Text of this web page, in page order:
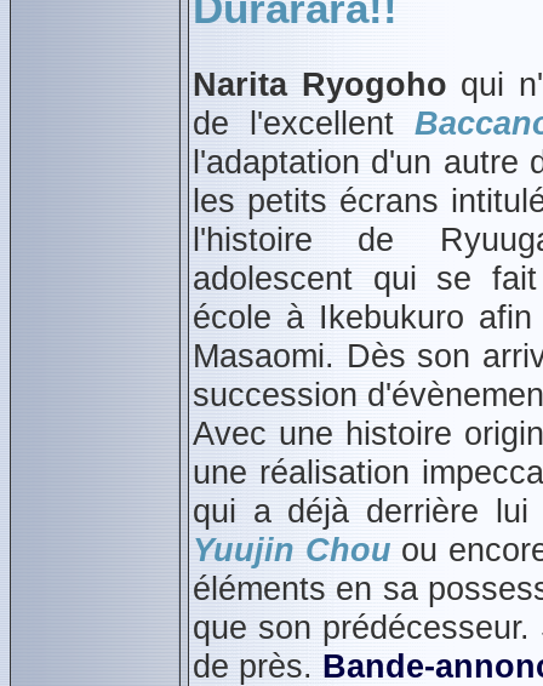
Narita Ryogoho qui
de l'excellent
l'adaptation d'un autre
les petits écrans
l'histoire de
adolescent qui se
école à Ikebukuro
Masaomi. Dès son
succession
Avec une histoire
une réalisation
qui a déjà derrière
Yuujin Chou ou
éléments en sa
que son
de près.